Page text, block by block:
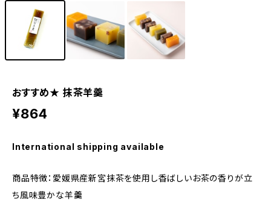
おすすめ★ 抹茶羊羹
¥864
International shipping available
商品特徴：愛媛県産新宮抹茶を使用し香ばしいお茶の香りが立
ち風味豊かな羊羹